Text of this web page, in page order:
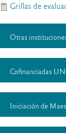
Grillas de
Otras
Cofinanciadas
Iniciación de